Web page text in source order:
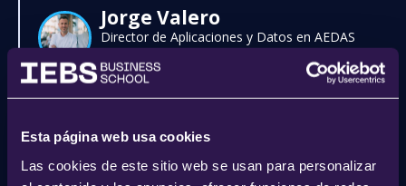
Esta página web usa cookies
Las cookies de este sitio web se usan para personalizar
Jorge Valero
Director de Aplicaciones y Datos en AEDAS
18:30 - 18:50